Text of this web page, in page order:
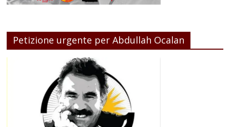
Petizione urgente per Abdullah Ocalan